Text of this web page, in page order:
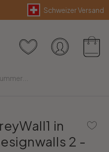
Schweizer Versand
in
2 -